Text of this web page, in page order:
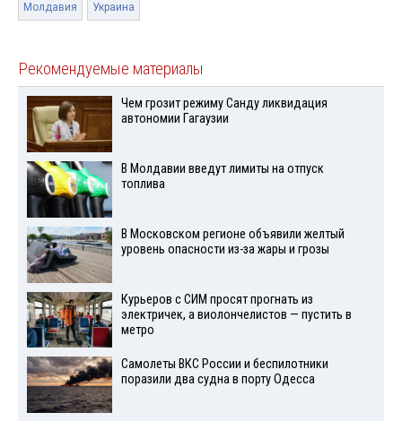
Молдавия Украина
Рекомендуемые материалы
Чем грозит режиму Санду ликвидация
автономии Гагаузии
В Молдавии введут лимиты на отпуск
топлива
В Московском регионе объявили желтый
уровень опасности из-за жары и грозы
Курьеров с СИМ просят прогнать из
электричек, а виолончелистов — пустить в
метро
Самолеты ВКС России и беспилотники
поразили два судна в порту Одесса